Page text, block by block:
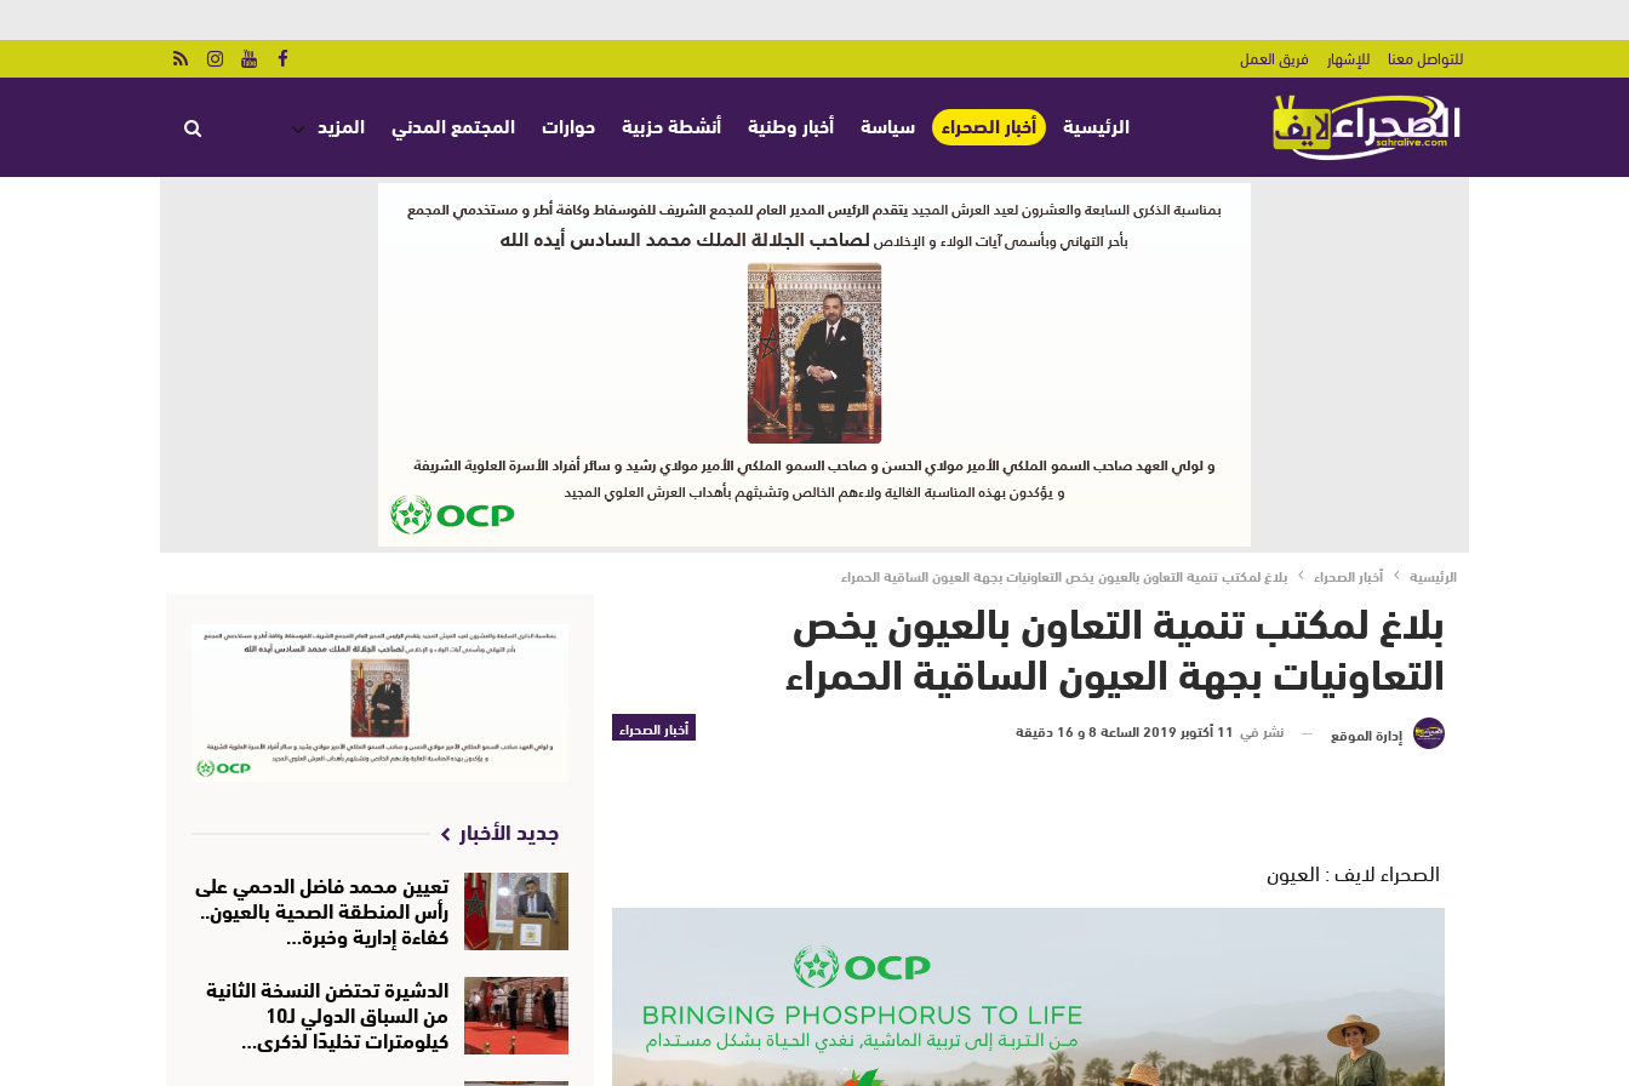
للتواصل معنا للإشهار فريق العمل
الرئيسية أخبار الصحراء سياسة أخبار وطنية أنشطة حزبية حوارات المجتمع المدني المزيد
الرئيسية أخبار الصحراء بلاغ لمكتب تنمية التعاون بالعيون يخص التعاونيات بجهة العيون الساقية الحمراء
بلاغ لمكتب تنمية التعاون بالعيون يخص
التعاونيات بجهة العيون الساقية الحمراء
أخبار الصحراء إدارة الموقع نشر في 11 أكتوبر 2019 الساعة 8 و 16 دقيقة
الصحراء لايف : العيون
جديد الأخبار
تعيين محمد فاضل الدحمي على
رأس المنطقة الصحية بالعيون..
كفاءة إدارية وخبرة…
الدشيرة تحتضن النسخة الثانية
من السباق الدولي لـ10
كيلومترات تخليدًا لذكرى…